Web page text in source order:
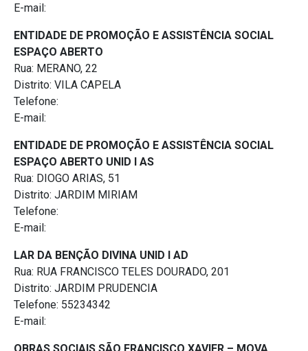
E-mail:
ENTIDADE DE PROMOÇÃO E ASSISTÊNCIA SOCIAL
ESPAÇO ABERTO
Rua: MERANO, 22
Distrito: VILA CAPELA
Telefone:
E-mail:
ENTIDADE DE PROMOÇÃO E ASSISTÊNCIA SOCIAL
ESPAÇO ABERTO UNID I AS
Rua: DIOGO ARIAS, 51
Distrito: JARDIM MIRIAM
Telefone:
E-mail:
LAR DA BENÇÃO DIVINA UNID I AD
Rua: RUA FRANCISCO TELES DOURADO, 201
Distrito: JARDIM PRUDENCIA
Telefone: 55234342
E-mail: